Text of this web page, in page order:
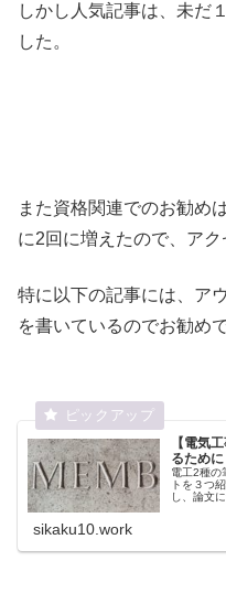
しかし人気記事は、未だ
した。
また資格関連でのお勧め
に2回に増えたので、アク
特に以下の記事には、ア
を書いているのでお勧めで
【電気
るために
電工2種の
トを３つ
し、論文
sikaku10.work